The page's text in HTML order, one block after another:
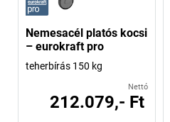
Nemesacél platós kocsi
– eurokraft pro
teherbírás 150 kg
Nettó
212.079,- Ft